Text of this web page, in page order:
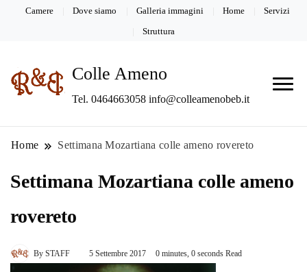
Camere Dove siamo Galleria immagini Home Servizi
Struttura
Colle Ameno
Tel. 0464663058 info@colleamenobeb.it
Home Settimana Mozartiana colle ameno rovereto
Settimana Mozartiana colle ameno
rovereto
By STAFF 5 Settembre 2017 0 minutes, 0 seconds Read